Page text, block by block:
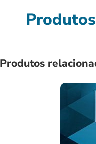
Produtos